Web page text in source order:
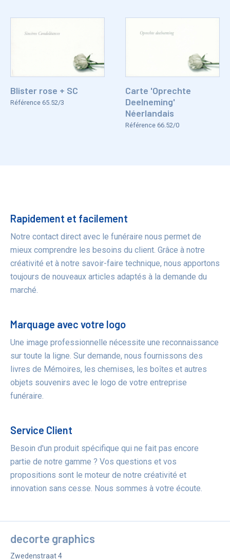
Blister rose + SC
Référence 65.52/3
Carte 'Oprechte
Deelneming'
Néerlandais
Référence 66.52/0
Bénéfices
Rapidement et facilement
Notre contact direct avec le funéraire nous permet de
mieux comprendre les besoins du client. Grâce à notre
créativité et à notre savoir-faire technique, nous apportons
toujours de nouveaux articles adaptés à la demande du
marché.
Marquage avec votre logo
Une image professionnelle nécessite une reconnaissance
sur toute la ligne. Sur demande, nous fournissons des
livres de Mémoires, les chemises, les boîtes et autres
objets souvenirs avec le logo de votre entreprise
funéraire.
Service Client
Besoin d'un produit spécifique qui ne fait pas encore
partie de notre gamme ? Vos questions et vos
propositions sont le moteur de notre créativité et
innovation sans cesse. Nous sommes à votre écoute.
decorte graphics
Zwedenstraat 4